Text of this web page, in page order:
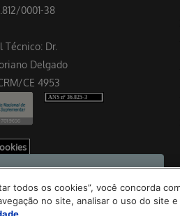
0001-38
Técnico: Dr.
Delgado
CE 4953
dig-lif-por-hml-
todos os cookies”, você concorda
no site, analisar o uso do site